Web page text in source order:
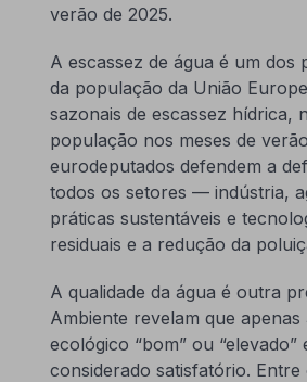
verão de 2025.
A escassez de água é um dos
da população da União
sazonais de escassez hídrica,
população nos meses de
eurodeputados defendem a
todos os setores — indústria,
práticas sustentáveis e
residuais e a redução da
A qualidade da água é outra
Ambiente revelam que
ecológico “bom” ou
considerado satisfatório.